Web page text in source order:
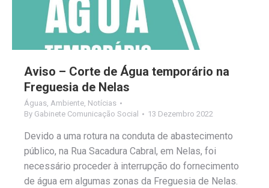
Aviso – Corte de Água temporário na
Freguesia de Nelas
Águas, Ambiente, Notícias
By Gabinete Comunicação Social 13 Dezembro 2022
Devido a uma rotura na conduta de abastecimento
público, na Rua Sacadura Cabral, em Nelas, foi
necessário proceder à interrupção do fornecimento
de água em algumas zonas da Freguesia de Nelas.